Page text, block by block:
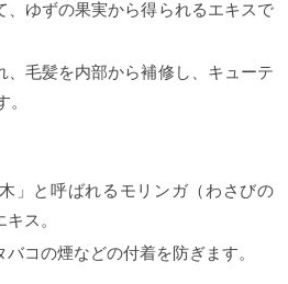
、ゆずの果実から得られるエキスで
、毛髪を内部から補修し、キューテ
。
」と呼ばれるモリンガ（わさびの
ス。
コの煙などの付着を防ぎます。